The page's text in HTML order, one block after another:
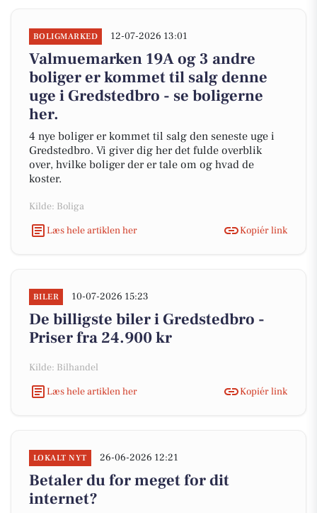
BOLIGMARKED 12-07-2026 13:01
Valmuemarken 19A og 3 andre
boliger er kommet til salg denne
uge i Gredstedbro - se boligerne
her.
4 nye boliger er kommet til salg den seneste uge i
Gredstedbro. Vi giver dig her det fulde overblik
over, hvilke boliger der er tale om og hvad de
koster.
Kilde: Boliga
Læs hele artiklen her
Kopiér link
BILER 10-07-2026 15:23
De billigste biler i Gredstedbro -
Priser fra 24.900 kr
Kilde: Bilhandel
Læs hele artiklen her
Kopiér link
LOKALT NYT 26-06-2026 12:21
Betaler du for meget for dit
internet?